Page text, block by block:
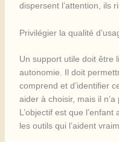
dispersent l’attention, ils
Privilégier la qualité
Un support utile doit être
autonomie. Il doit
comprend et d’identifier
aider à choisir, mais il
L’objectif est que
les outils qui l’aident